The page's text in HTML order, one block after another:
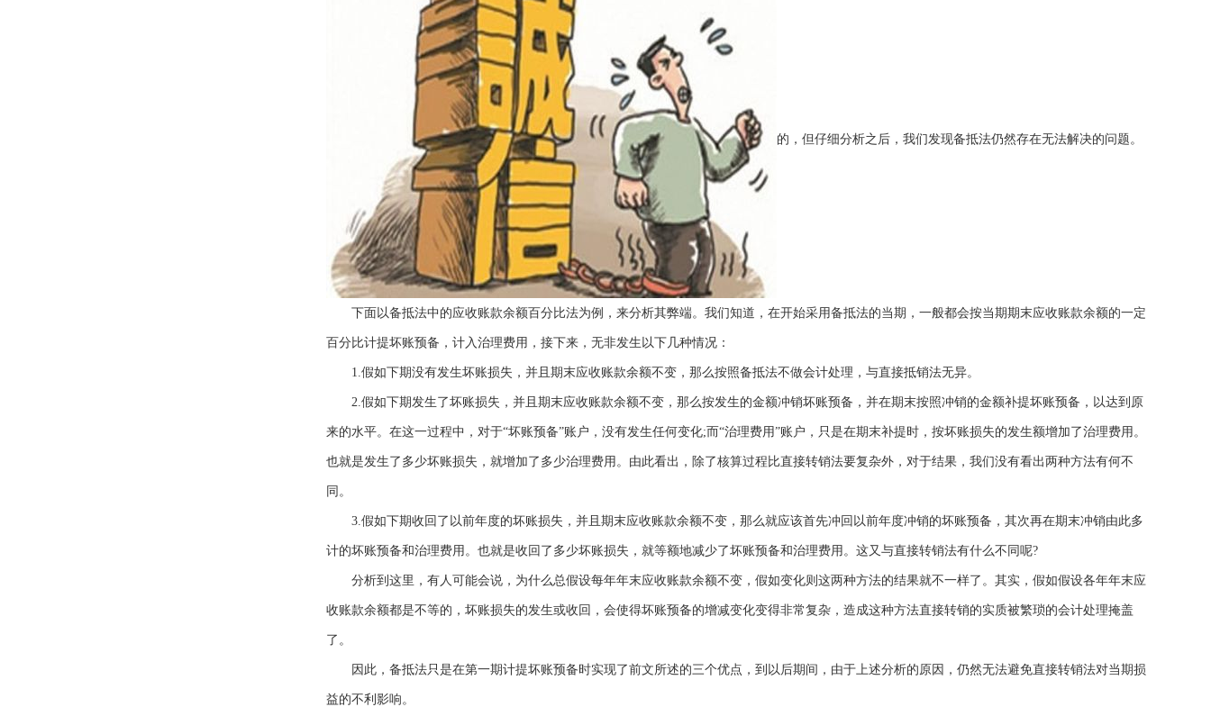
的，但仔细分析之后，我们发现备抵法仍然存在无法解决的问题。
下面以备抵法中的应收账款余额百分比法为例，来分析其弊端。我们知道，在开始采用备抵法的当期，一般都会按当期期末应收账款余额的一定
百分比计提坏账预备，计入治理费用，接下来，无非发生以下几种情况：
1.假如下期没有发生坏账损失，并且期末应收账款余额不变，那么按照备抵法不做会计处理，与直接抵销法无异。
2.假如下期发生了坏账损失，并且期末应收账款余额不变，那么按发生的金额冲销坏账预备，并在期末按照冲销的金额补提坏账预备，以达到原
来的水平。在这一过程中，对于“坏账预备”账户，没有发生任何变化;而“治理费用”账户，只是在期末补提时，按坏账损失的发生额增加了治理费用。
也就是发生了多少坏账损失，就增加了多少治理费用。由此看出，除了核算过程比直接转销法要复杂外，对于结果，我们没有看出两种方法有何不
同。
3.假如下期收回了以前年度的坏账损失，并且期末应收账款余额不变，那么就应该首先冲回以前年度冲销的坏账预备，其次再在期末冲销由此多
计的坏账预备和治理费用。也就是收回了多少坏账损失，就等额地减少了坏账预备和治理费用。这又与直接转销法有什么不同呢?
分析到这里，有人可能会说，为什么总假设每年年末应收账款余额不变，假如变化则这两种方法的结果就不一样了。其实，假如假设各年年末应
收账款余额都是不等的，坏账损失的发生或收回，会使得坏账预备的增减变化变得非常复杂，造成这种方法直接转销的实质被繁琐的会计处理掩盖
了。
因此，备抵法只是在第一期计提坏账预备时实现了前文所述的三个优点，到以后期间，由于上述分析的原因，仍然无法避免直接转销法对当期损
益的不利影响。